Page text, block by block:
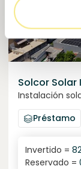
Solcor Solar
Instalación
Préstamo
6.1%
interés anual
Invertido =
Reservado =